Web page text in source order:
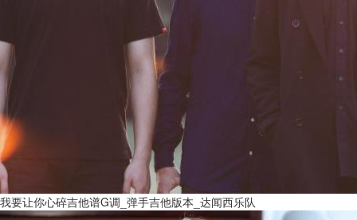
我要让你心碎吉他谱G调_弹手吉他版本_达闻西乐队